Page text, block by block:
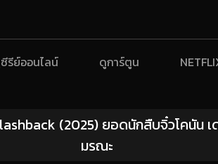
รีย์ออนไลน์ ดูการ์ตูน
(2025) ยอดนักสืบจิ๋วโคนัน
มรณะ